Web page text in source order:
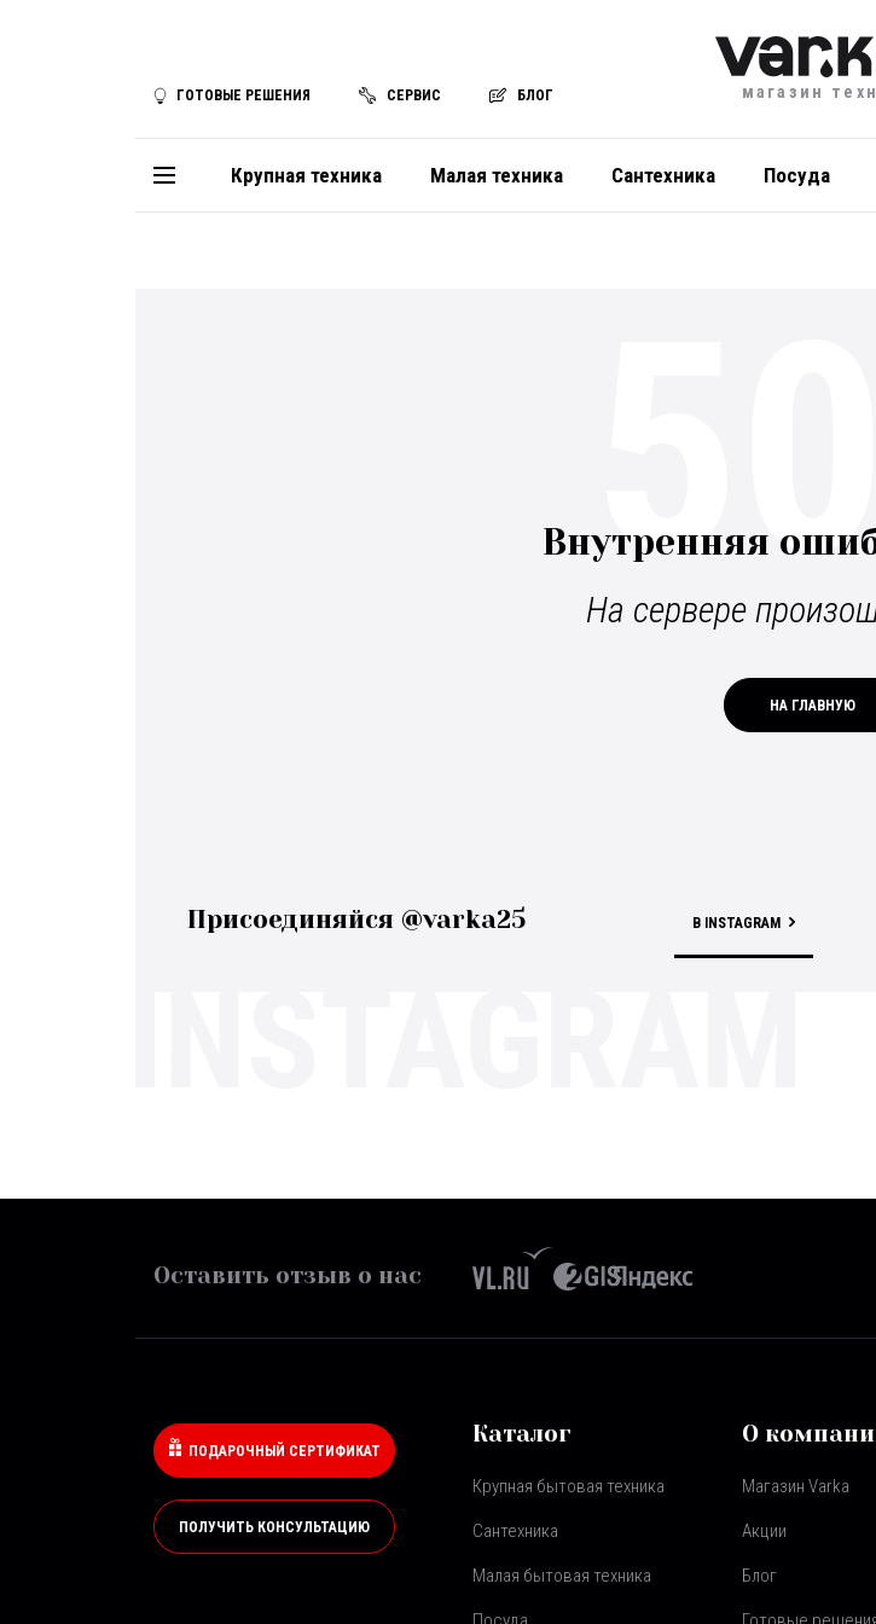
ГОТОВЫЕ РЕШЕНИЯ СЕРВИС БЛОГ магазин
Крупная техника Малая техника Сантехника Посуда
Внутренняя
На сервере
НА ГЛАВНУЮ
Присоединяйся @varka25 В INSTAGRAM
Оставить отзыв о нас
ПОДАРОЧНЫЙ СЕРТИФИКАТ
ПОЛУЧИТЬ КОНСУЛЬТАЦИЮ
Каталог
Крупная бытовая техника
Сантехника
Малая бытовая техника
О
Магазин Varka
Акции
Блог